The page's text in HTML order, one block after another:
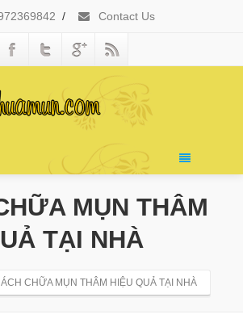
/ Contact Us
MỤN THÂM
TẠI NHÀ
CHỮA MỤN THÂM HIỆU QUẢ TẠI NHÀ